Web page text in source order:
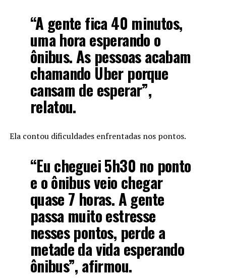
“A gente fica 40 minutos,
uma hora esperando o
ônibus. As pessoas acabam
chamando Uber porque
cansam de esperar”,
relatou.
Ela contou dificuldades enfrentadas nos pontos.
“Eu cheguei 5h30 no ponto
e o ônibus veio chegar
quase 7 horas. A gente
passa muito estresse
nesses pontos, perde a
metade da vida esperando
ônibus”, afirmou.